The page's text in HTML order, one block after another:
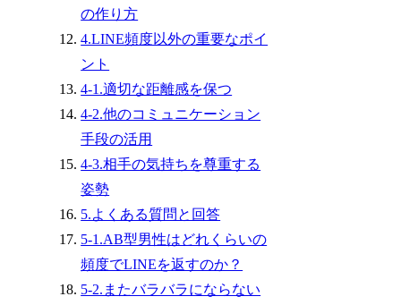
の作り方
4.LINE頻度以外の重要なポイ
ント
4-1.適切な距離感を保つ
4-2.他のコミュニケーション
手段の活用
4-3.相手の気持ちを尊重する
姿勢
5.よくある質問と回答
5-1.AB型男性はどれくらいの
頻度でLINEを返すのか？
5-2.またバラバラにならない